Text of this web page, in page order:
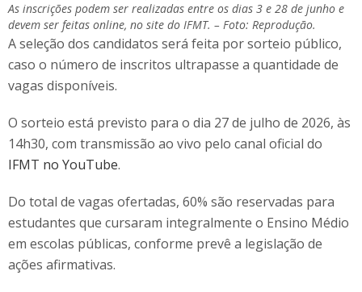
As inscrições podem ser realizadas entre os dias 3 e 28 de junho e
devem ser feitas online, no site do IFMT. – Foto: Reprodução.
A seleção dos candidatos será feita por sorteio público,
caso o número de inscritos ultrapasse a quantidade de
vagas disponíveis.
O sorteio está previsto para o dia 27 de julho de 2026, às
14h30, com transmissão ao vivo pelo canal oficial do
IFMT no YouTube.
Do total de vagas ofertadas, 60% são reservadas para
estudantes que cursaram integralmente o Ensino Médio
em escolas públicas, conforme prevê a legislação de
ações afirmativas.